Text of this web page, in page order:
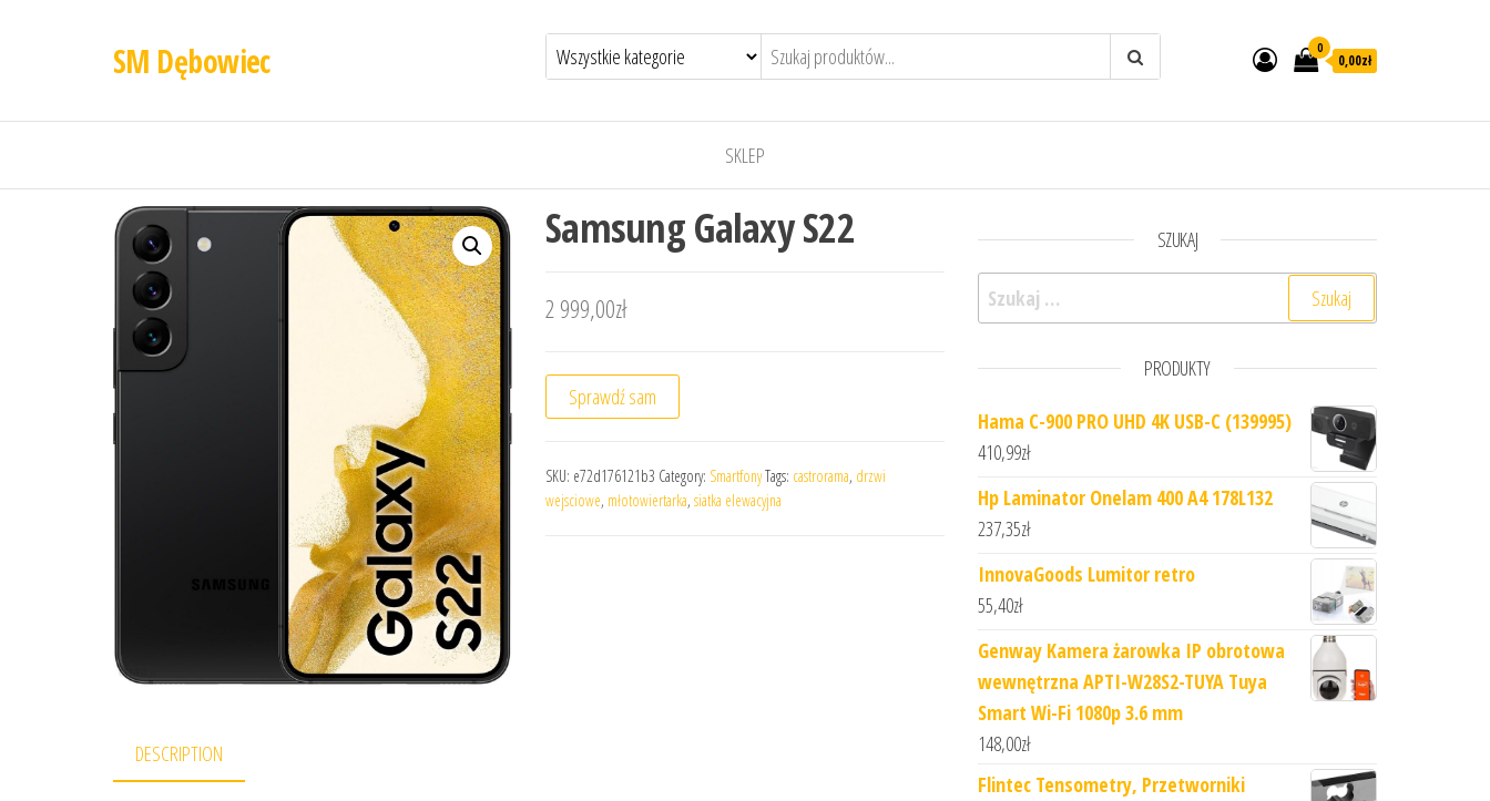
SM Dębowiec 0
0,00zł
SKLEP
Samsung Galaxy S22
2 999,00zł
Sprawdź sam
SKU: e72d176121b3 Category: SmartfonyTags: castrorama, drzwi
wejsciowe, młotowiertarka, siatka elewacyjna
DESCRIPTION
SZUKAJ
Szukaj:
PRODUKTY
Hama C-900 PRO UHD 4K USB-C (139995)
410,99zł
Hp Laminator Onelam 400 A4 178L132
237,35zł
InnovaGoods Lumitor retro
55,40zł
Genway Kamera żarowka IP obrotowa
wewnętrzna APTI-W28S2-TUYA Tuya
Smart Wi-Fi 1080p 3.6 mm
148,00zł
Flintec Tensometry, Przetworniki